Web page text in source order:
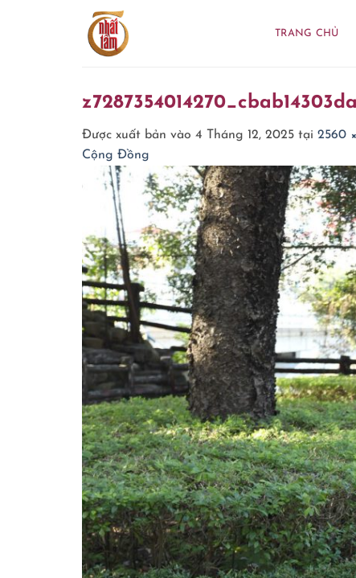
TRANG CHỦ
Được xuất bản vào 4 Tháng 12, 2025 tại 2560
Cộng Đồng